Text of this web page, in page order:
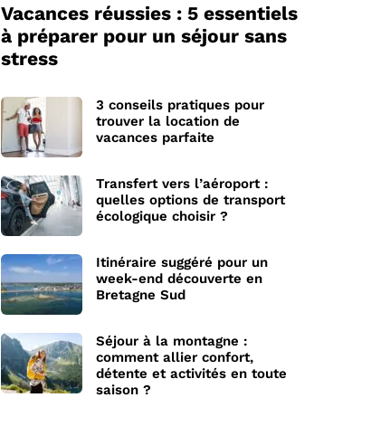
Vacances réussies : 5 essentiels
à préparer pour un séjour sans
stress
3 conseils pratiques pour
trouver la location de
vacances parfaite
Transfert vers l’aéroport :
quelles options de transport
écologique choisir ?
Itinéraire suggéré pour un
week-end découverte en
Bretagne Sud
Séjour à la montagne :
comment allier confort,
détente et activités en toute
saison ?